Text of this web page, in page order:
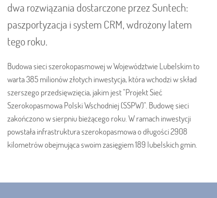
dwa rozwiązania dostarczone przez Suntech:
paszportyzacja i system CRM, wdrożony latem
tego roku.
Budowa sieci szerokopasmowej w Województwie Lubelskim to
warta 385 milionów złotych inwestycja, która wchodzi w skład
szerszego przedsięwzięcia, jakim jest "Projekt Sieć
Szerokopasmowa Polski Wschodniej (SSPW)". Budowę sieci
zakończono w sierpniu bieżącego roku. W ramach inwestycji
powstała infrastruktura szerokopasmowa o długości 2908
kilometrów obejmująca swoim zasięgiem 189 lubelskich gmin.